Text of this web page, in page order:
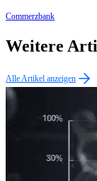
Commerzbank
Weitere
Alle Artikel anzeigen